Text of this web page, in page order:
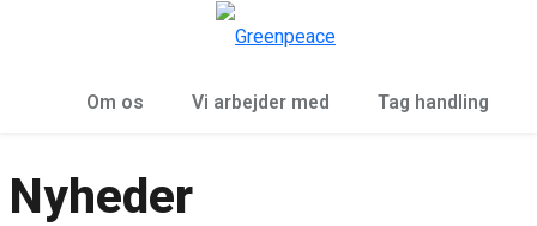
Om os Vi arbejder med Tag handling
Nyheder